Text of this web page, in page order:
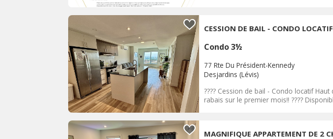
CESSION DE BAIL - CONDO
Condo 3½
77 Rte Du Président-Kennedy
Desjardins (Lévis)
???? Cession de bail - Condo locatif
rabais sur le premier mois!! ????️
MAGNIFIQUE APPARTEMENT DE 2